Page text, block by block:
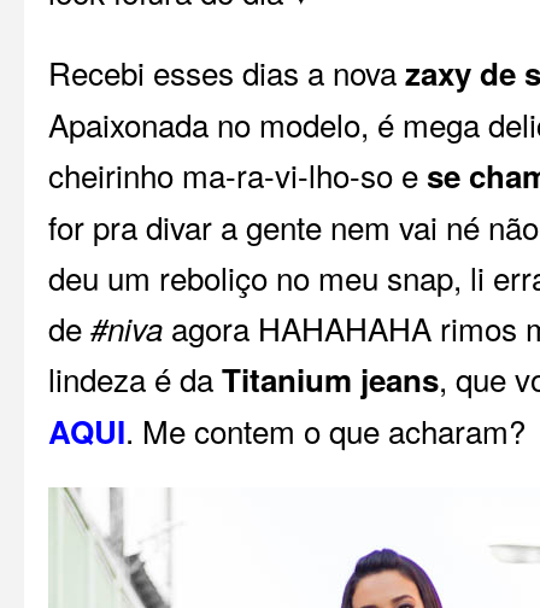
Recebi esses dias a novazaxy de
Apaixonada no modelo, é mega
cheirinho ma-ra-vi-lho-so ese
for pra divar a gente nem vai né
deu um reboliço no meu snap, li
de#niva agora HAHAHAHA rimos
lindeza é daTitanium jeans, que
AQUI. Me contem o que acharam?